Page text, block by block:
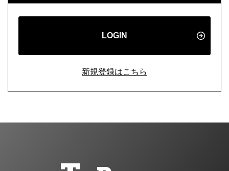
LOGIN
新規登録はこちら